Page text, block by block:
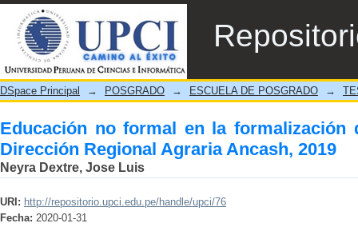
Educación no formal en la
Ancash, 2019
DSpace Principal → POSGRADO → ESCUELA DE POSGRADO →
Educación no formal en la formalización
Dirección Regional Agraria Ancash, 2019
Neyra Dextre, Jose Luis
URI: http://repositorio.upci.edu.pe/handle/upci/76
Fecha: 2020-01-31